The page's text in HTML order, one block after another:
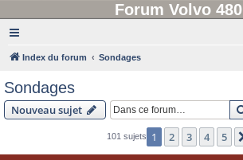
Forum Volvo 480
Index du forum Sondages
Sondages
Nouveau sujet
101 sujets 1 2 3 4 5